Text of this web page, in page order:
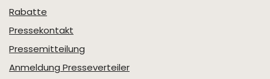
Rabatte
Pressekontakt
Pressemitteilung
Anmeldung Presseverteiler